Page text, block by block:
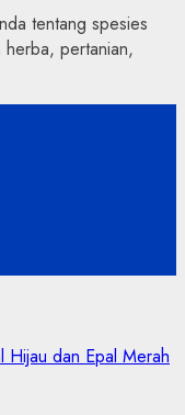
tentang spesies
herba, pertanian,
Hijau dan Epal Merah